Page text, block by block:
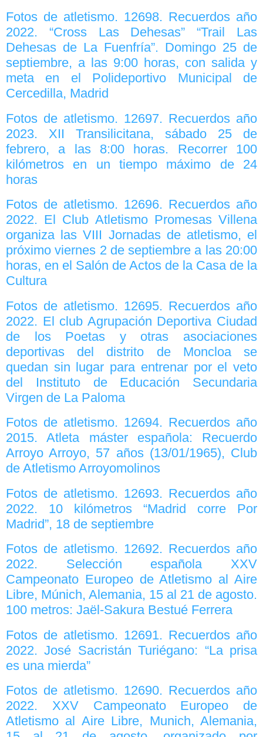
Fotos de atletismo. 12698. Recuerdos año
2022. “Cross Las Dehesas” “Trail Las
Dehesas de La Fuenfría”. Domingo 25 de
septiembre, a las 9:00 horas, con salida y
meta en el Polideportivo Municipal de
Cercedilla, Madrid
Fotos de atletismo. 12697. Recuerdos año
2023. XII Transilicitana, sábado 25 de
febrero, a las 8:00 horas. Recorrer 100
kilómetros en un tiempo máximo de 24
horas
Fotos de atletismo. 12696. Recuerdos año
2022. El Club Atletismo Promesas Villena
organiza las VIII Jornadas de atletismo, el
próximo viernes 2 de septiembre a las 20:00
horas, en el Salón de Actos de la Casa de la
Cultura
Fotos de atletismo. 12695. Recuerdos año
2022. El club Agrupación Deportiva Ciudad
de los Poetas y otras asociaciones
deportivas del distrito de Moncloa se
quedan sin lugar para entrenar por el veto
del Instituto de Educación Secundaria
Virgen de La Paloma
Fotos de atletismo. 12694. Recuerdos año
2015. Atleta máster española: Recuerdo
Arroyo Arroyo, 57 años (13/01/1965), Club
de Atletismo Arroyomolinos
Fotos de atletismo. 12693. Recuerdos año
2022. 10 kilómetros “Madrid corre Por
Madrid”, 18 de septiembre
Fotos de atletismo. 12692. Recuerdos año
2022. Selección española XXV
Campeonato Europeo de Atletismo al Aire
Libre, Múnich, Alemania, 15 al 21 de agosto.
100 metros: Jaël-Sakura Bestué Ferrera
Fotos de atletismo. 12691. Recuerdos año
2022. José Sacristán Turiégano: “La prisa
es una mierda”
Fotos de atletismo. 12690. Recuerdos año
2022. XXV Campeonato Europeo de
Atletismo al Aire Libre, Munich, Alemania,